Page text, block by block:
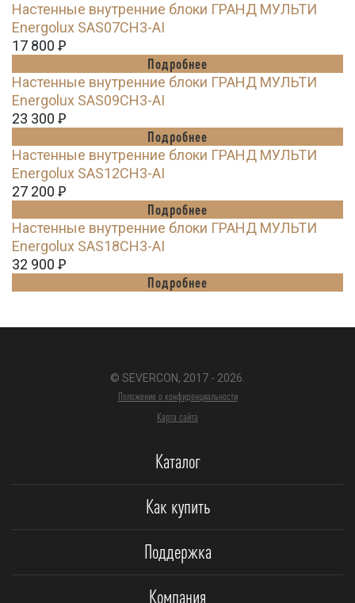
Настенные внутренние блоки ГРАНД МУЛЬТИ
Energolux SAS07CH3-AI
17 800 Ꝑ
Подробнее
Настенные внутренние блоки ГРАНД МУЛЬТИ
Energolux SAS09CH3-AI
23 300 Ꝑ
Подробнее
Настенные внутренние блоки ГРАНД МУЛЬТИ
Energolux SAS12CH3-AI
27 200 Ꝑ
Подробнее
Настенные внутренние блоки ГРАНД МУЛЬТИ
Energolux SAS18CH3-AI
32 900 Ꝑ
Подробнее
© SEVERCON, 2017 - 2026.
Положение о конфиденциальности
Карта сайта
Каталог
Как купить
Поддержка
Компания